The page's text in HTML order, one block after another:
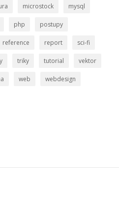
microstock mysql
php postupy
reference report sci-fi
triky tutorial vektor
web webdesign